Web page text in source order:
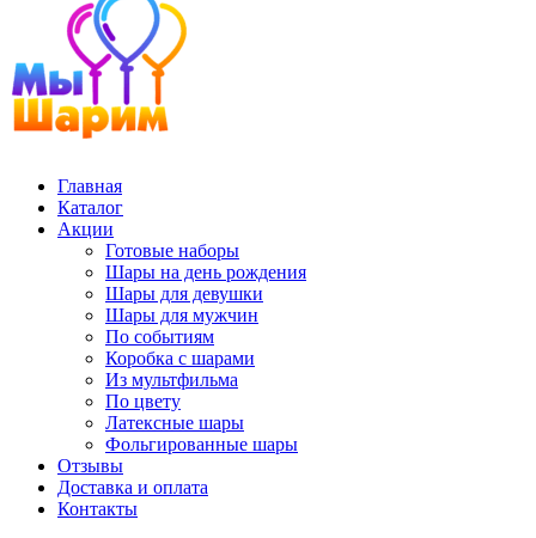
Главная
Каталог
Акции
Готовые наборы
Шары на день рождения
Шары для девушки
Шары для мужчин
По событиям
Коробка с шарами
Из мультфильма
По цвету
Латексные шары
Фольгированные шары
Отзывы
Доставка и оплата
Контакты